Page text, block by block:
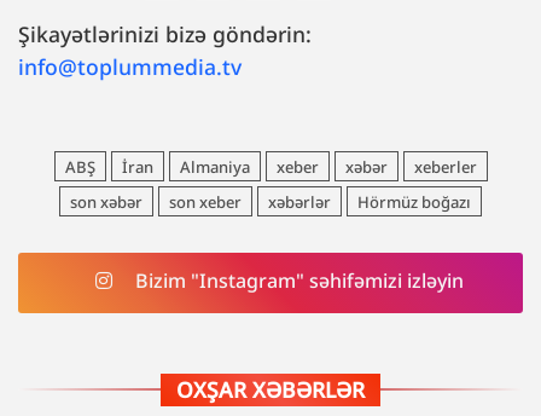
Şikayətlərinizi bizə göndərin:
info@toplummedia.tv
ABŞ İran Almaniya xeber xəbər
xeberler
son xəbər
son xeber xəbərlər Hörmüz boğazı
Bizim "Instagram" səhifəmizi izləyin
OXŞAR XƏBƏRLƏR